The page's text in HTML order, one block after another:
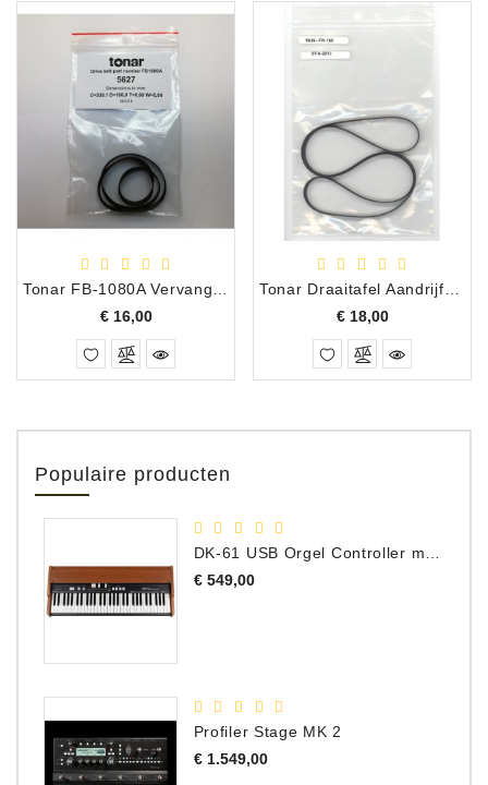
€ 16,00Prijs
€ 18,00Prijs
Populaire producten
€ 549,00Prijs
Profiler Stage MK 2
€ 1.549,00Prijs